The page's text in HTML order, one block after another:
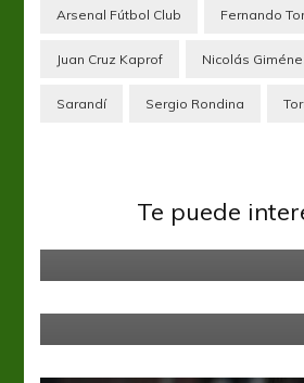
Arsenal Fútbol Club Fernando
Juan Cruz Kaprof Nicolás
Sarandí Sergio Rondina
Te puede
El onofrismo se
Defensa y Justicia Liga